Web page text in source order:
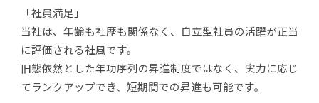
「社員満足」
当社は、年齢も社歴も関係なく、自立型社員の活躍が正当
に評価される社風です。
旧態依然とした年功序列の昇進制度ではなく、実力に応じ
てランクアップでき、短期間での昇進も可能です。